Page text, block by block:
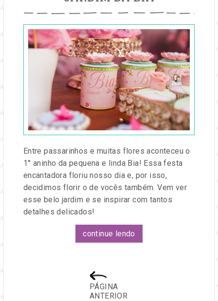
Publicado
em
20
maio,
2016
Entre passarinhos e muitas flores aconteceu o
1° aninho da pequena e linda Bia! Essa festa
encantadora floriu nosso dia e, por isso,
decidimos florir o de vocês também. Vem ver
esse belo jardim e se inspirar com tantos
detalhes delicados!
continue lendo
PÁGINA
ANTERIOR